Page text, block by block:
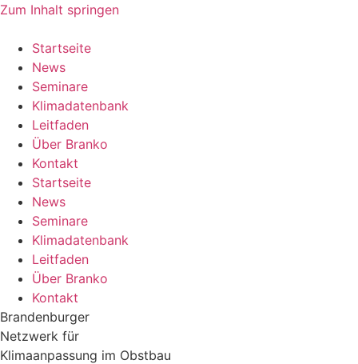
Zum Inhalt springen
Startseite
News
Seminare
Klimadatenbank
Leitfaden
Über Branko
Kontakt
Startseite
News
Seminare
Klimadatenbank
Leitfaden
Über Branko
Kontakt
Brandenburger
Netzwerk für
Klimaanpassung im Obstbau